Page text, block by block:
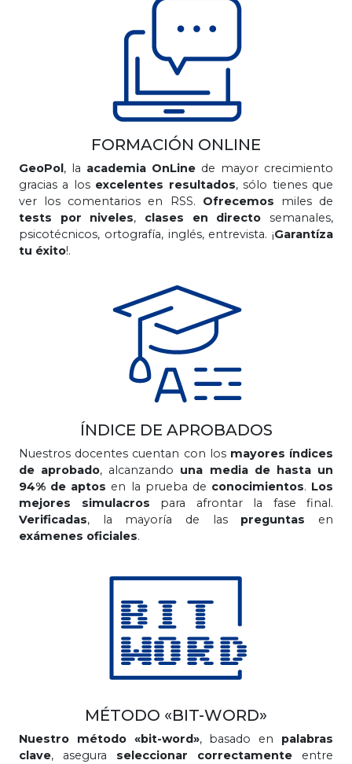
FORMACIÓN ONLINE
GeoPol, la academia OnLine de mayor crecimiento
gracias a los excelentes resultados, sólo tienes que
ver los comentarios en RSS. Ofrecemos miles de
tests por niveles, clases en directo semanales,
psicotécnicos, ortografía, inglés, entrevista. ¡Garantíza
tu éxito!.
ÍNDICE DE APROBADOS
Nuestros docentes cuentan con los mayores índices
de aprobado, alcanzando una media de hasta un
94% de aptos en la prueba de conocimientos. Los
mejores simulacros para afrontar la fase final.
Verificadas, la mayoría de las preguntas en
exámenes oficiales.
MÉTODO «BIT-WORD»
Nuestro método «bit-word», basado en palabras
clave, asegura seleccionar correctamente entre